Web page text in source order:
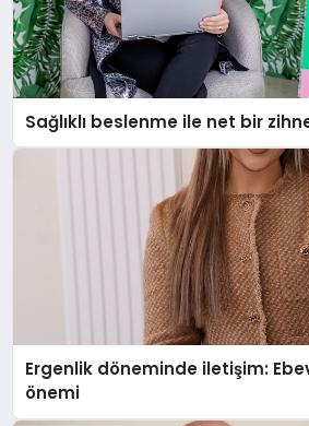
Sağlıklı beslenme ile net bir
Ergenlik döneminde iletişim:
önemi